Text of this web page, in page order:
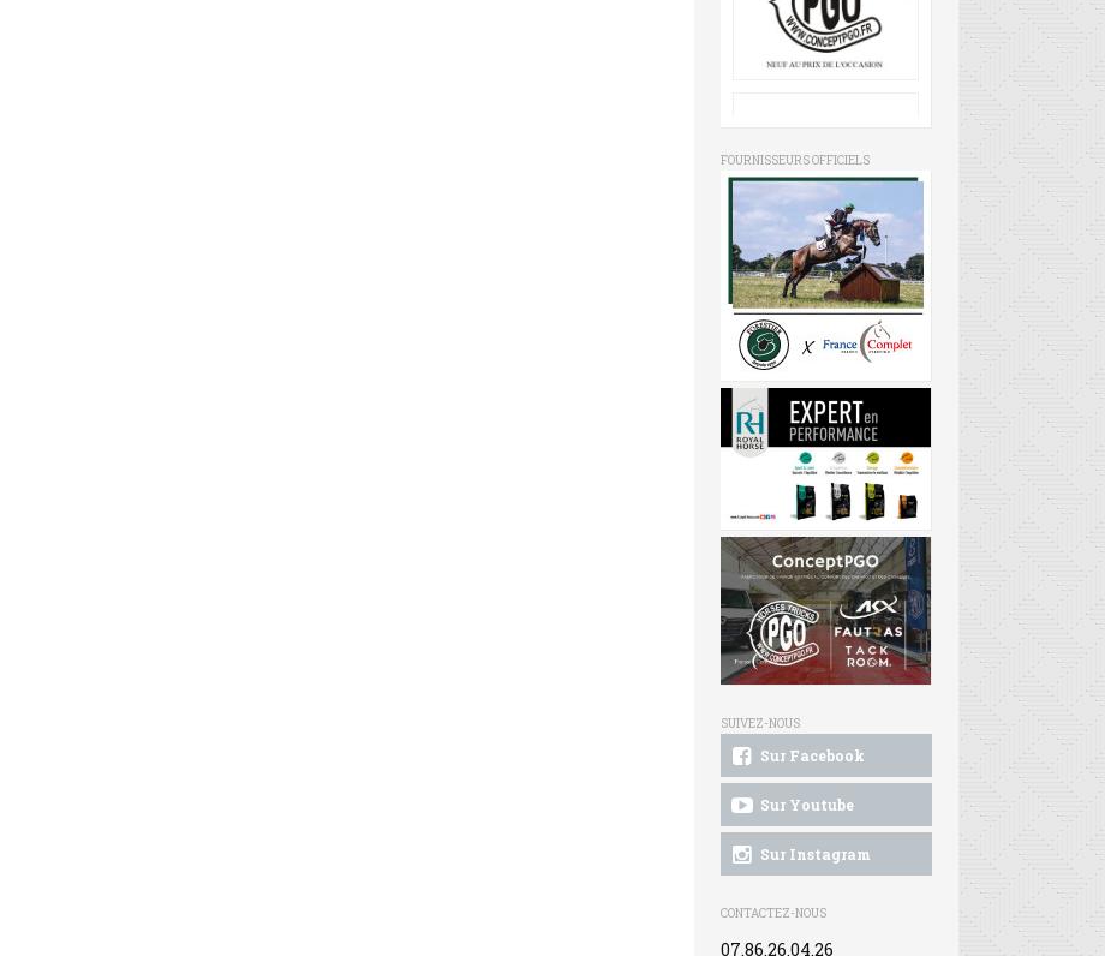
FOURNISSEURS OFFICIELS
SUIVEZ-NOUS
Sur Facebook
Sur Youtube
Sur Instagram
CONTACTEZ-NOUS
07.86.26.04.26